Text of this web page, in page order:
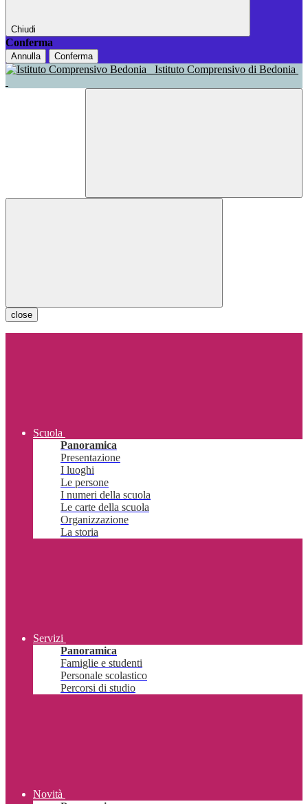
Chiudi
Conferma
Annulla Conferma
Istituto Comprensivo di Bedonia
close
Scuola
Panoramica
Presentazione
I luoghi
Le persone
I numeri della scuola
Le carte della scuola
Organizzazione
La storia
Servizi
Panoramica
Famiglie e studenti
Personale scolastico
Percorsi di studio
Novità